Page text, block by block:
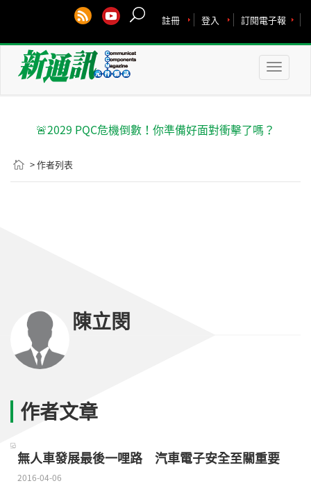
訂閱電子報
登入
註冊
Toggle
🚨2029 PQC危機倒數！你準備好面對衝擊了嗎？
> 作者列表
陳立閔
作者文章
無人車發展最後一哩路 汽車電子安全至關重要
2016-04-06